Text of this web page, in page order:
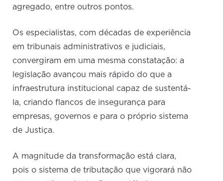
agregado, entre outros pontos.
Os especialistas, com décadas de experiência
em tribunais administrativos e judiciais,
convergiram em uma mesma constatação: a
legislação avançou mais rápido do que a
infraestrutura institucional capaz de sustentá-
la, criando flancos de insegurança para
empresas, governos e para o próprio sistema
de Justiça.
A magnitude da transformação está clara,
pois o sistema de tributação que vigorará não